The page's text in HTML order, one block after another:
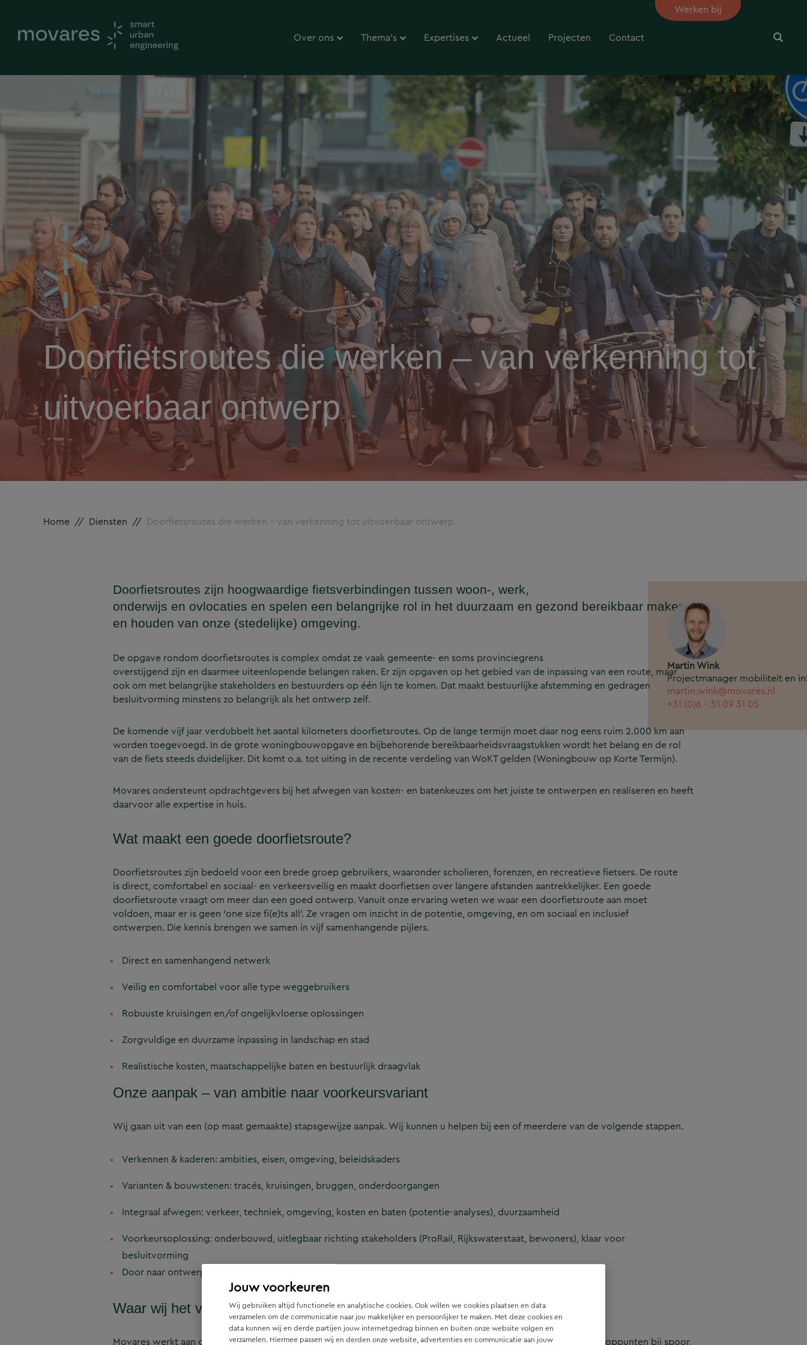
Jouw voorkeuren
Wij gebruiken altijd functionele en analytische cookies. Ook willen we cookies plaatsen en data
verzamelen om de communicatie naar jou makkelijker en persoonlijker te maken. Met deze cookies en
data kunnen wij en derde partijen jouw internetgedrag binnen en buiten onze website volgen en
verzamelen. Hiermee passen wij en derden onze website, advertenties en communicatie aan jouw
Over ons Thema’s Expertises Actueel Projecten Contact
Werken bij
Doorfietsroutes die werken – van verkenning tot
uitvoerbaar ontwerp
Home // Diensten // Doorfietsroutes die werken – van verkenning tot uitvoerbaar ontwerp
Doorfietsroutes zijn hoogwaardige fietsverbindingen tussen woon-, werk,
onderwijs en ovlocaties en spelen een belangrijke rol in het duurzaam en gezond bereikbaar maken
en houden van onze (stedelijke) omgeving.
Martin Wink
Projectmanager mobiliteit en
martin.wink@movares.nl
+31 (0)6 - 51 09 31 05
De opgave rondom doorfietsroutes is complex omdat ze vaak gemeente- en soms provinciegrens
overstijgend zijn en daarmee uiteenlopende belangen raken. Er zijn opgaven op het gebied van de inpassing van een route, maar
ook om met belangrijke stakeholders en bestuurders op één lijn te komen. Dat maakt bestuurlijke afstemming en gedragen
besluitvorming minstens zo belangrijk als het ontwerp zelf.
De komende vijf jaar verdubbelt het aantal kilometers doorfietsroutes. Op de lange termijn moet daar nog eens ruim 2.000 km aan
worden toegevoegd. In de grote woningbouwopgave en bijbehorende bereikbaarheidsvraagstukken wordt het belang en de rol
van de fiets steeds duidelijker. Dit komt o.a. tot uiting in de recente verdeling van WoKT gelden (Woningbouw op Korte Termijn).
Movares ondersteunt opdrachtgevers bij het afwegen van kosten- en batenkeuzes om het juiste te ontwerpen en realiseren en heeft
daarvoor alle expertise in huis.
Wat maakt een goede doorfietsroute?
Doorfietsroutes zijn bedoeld voor een brede groep gebruikers, waaronder scholieren, forenzen, en recreatieve fietsers. De route
is direct, comfortabel en sociaal- en verkeersveilig en maakt doorfietsen over langere afstanden aantrekkelijker. Een goede
doorfietsroute vraagt om meer dan een goed ontwerp. Vanuit onze ervaring weten we waar een doorfietsroute aan moet
voldoen, maar er is geen ‘one size fi(e)ts all’. Ze vragen om inzicht in de potentie, omgeving, en om sociaal en inclusief
ontwerpen. Die kennis brengen we samen in vijf samenhangende pijlers.
Direct en samenhangend netwerk
Veilig en comfortabel voor alle type weggebruikers
Robuuste kruisingen en/of ongelijkvloerse oplossingen
Zorgvuldige en duurzame inpassing in landschap en stad
Realistische kosten, maatschappelijke baten en bestuurlijk draagvlak
Onze aanpak – van ambitie naar voorkeursvariant
Wij gaan uit van een (op maat gemaakte) stapsgewijze aanpak. Wij kunnen u helpen bij een of meerdere van de volgende stappen.
Verkennen & kaderen: ambities, eisen, omgeving, beleidskaders
Varianten & bouwstenen: tracés, kruisingen, bruggen, onderdoorgangen
Integraal afwegen: verkeer, techniek, omgeving, kosten en baten (potentie-analyses), duurzaamheid
Voorkeursoplossing: onderbouwd, uitlegbaar richting stakeholders (ProRail, Rijkswaterstaat, bewoners), klaar voor
besluitvorming
Door naar ontwerp & realisatie: van (inpassings)schets tot definitief ontwerp
Waar wij het verschil maken
Movares werkt aan doorfietsroutes met een integrale en multidisciplinaire aanpak. We zijn sterk in complexe knooppunten bij spoor,